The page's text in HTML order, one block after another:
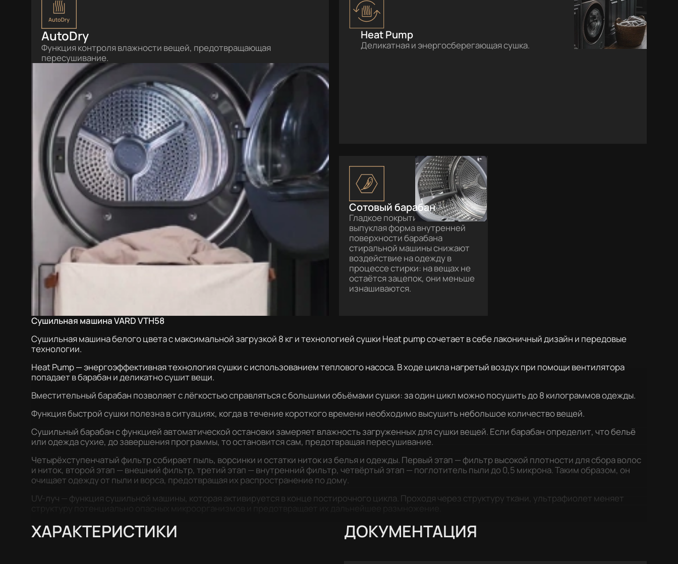
AutoDry
Функция контроля влажности вещей, предотвращающая
пересушивание.
Heat Pump
Деликатная и энергосберегающая сушка.
Сотовый барабан
Гладкое покрытие и особая,
выпуклая форма внутренней
поверхности барабана
стиральной машины снижают
воздействие на одежду в
процессе стирки: на вещах не
остаётся зацепок, они меньше
изнашиваются.
Сушильная машина VARD VTH58
Сушильная машина белого цвета с максимальной загрузкой 8 кг и технологией сушки Heat pump сочетает в себе лаконичный дизайн и передовые
технологии.
Heat Pump — энергоэффективная технология сушки с использованием теплового насоса. В ходе цикла нагретый воздух при помощи вентилятора
попадает в барабан и деликатно сушит вещи.
Вместительный барабан позволяет с лёгкостью справляться с большими объёмами сушки: за один цикл можно посушить до 8 килограммов одежды.
Функция быстрой сушки полезна в ситуациях, когда в течение короткого времени необходимо высушить небольшое количество вещей.
Сушильный барабан с функцией автоматической остановки замеряет влажность загруженных для сушки вещей. Если барабан определит, что бельё
или одежда сухие, до завершения программы, то остановится сам, предотвращая пересушивание.
Четырёхступенчатый фильтр собирает пыль, ворсинки и остатки ниток из белья и одежды. Первый этап — фильтр высокой плотности для сбора волос
и ниток, второй этап — внешний фильтр, третий этап — внутренний фильтр, четвёртый этап — поглотитель пыли до 0,5 микрона. Таким образом, он
очищает одежду от пыли и ворса, предотвращая их распространение по дому.
UV-луч — функция сушильной машины, которая активируется в конце постирочного цикла. Проходя через структуру ткани, ультрафиолет меняет
ХАРАКТЕРИСТИКИ ДОКУМЕНТАЦИЯ